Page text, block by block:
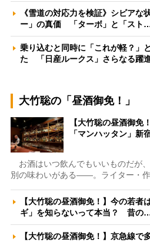
《雪道の対応力を検証》シビアな
ー」の真価 「ターボ」と「スト
乗り込むと同時に「これが軽？」
た 「日産ルークス」さらなる躍
大竹聡の「昼酒御免！」
【大竹聡の昼酒御免
「マンハッタン」
お酒はいつ飲んでもいいものだが
別の味わいがある――。ライター・
【大竹聡の昼酒御免！】今の若者
ギ」を知らないって本当？ 昔の
【大竹聡の昼酒御免！】京急線で